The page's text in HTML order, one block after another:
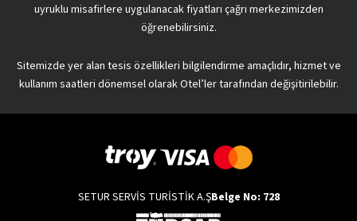
uyruklu misafirlere uygulanacak fiyatları çağrı merkezimizden
öğrenebilirsiniz.
Sitemizde yer alan tesis özellikleri bilgilendirme amaçlıdır, hizmet ve
kullanım saatleri dönemsel olarak Otel’ler tarafından değişitirilebilir.
SETUR SERVİS TURİSTİK A.ŞBelge No: 728